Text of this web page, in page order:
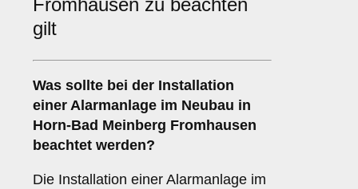
Fromhausen zu beachten
gilt
Was sollte bei der Installation
einer Alarmanlage im Neubau in
Horn-Bad Meinberg Fromhausen
beachtet werden?
Die Installation einer Alarmanlage im